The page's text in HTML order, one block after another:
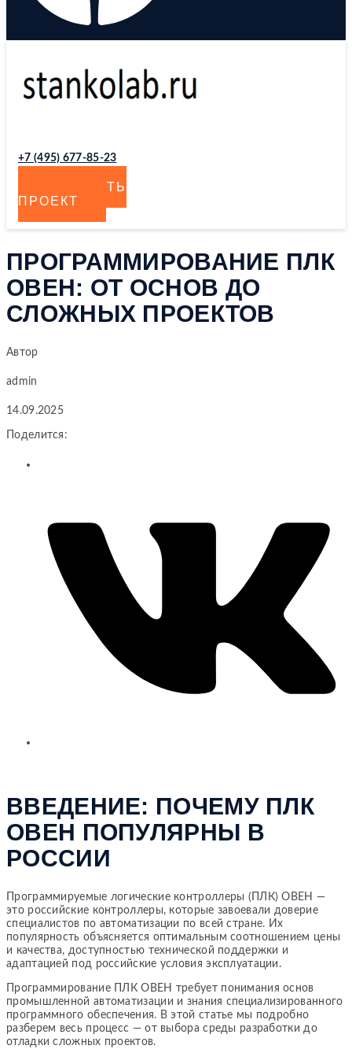
+7 (495) 677-85-23
ОБСУДИТЬ
ПРОЕКТ
ПРОГРАММИРОВАНИЕ ПЛК
ОВЕН: ОТ ОСНОВ ДО
СЛОЖНЫХ ПРОЕКТОВ
Автор
admin
14.09.2025
Поделится:
ВВЕДЕНИЕ: ПОЧЕМУ ПЛК
ОВЕН ПОПУЛЯРНЫ В
РОССИИ
Программируемые логические контроллеры (ПЛК) ОВЕН —
это российские контроллеры, которые завоевали доверие
специалистов по автоматизации по всей стране. Их
популярность объясняется оптимальным соотношением цены
и качества, доступностью технической поддержки и
адаптацией под российские условия эксплуатации.
Программирование ПЛК ОВЕН требует понимания основ
промышленной автоматизации и знания специализированного
программного обеспечения. В этой статье мы подробно
разберем весь процесс — от выбора среды разработки до
отладки сложных проектов.